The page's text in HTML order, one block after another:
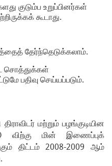
குடும்ப உறுப்பினர்கள்
கூடாது.
தேர்ந்தெடுக்கலாம்.
சொத்துக்கள்
பதிவு செய்யப்படும்.
மற்றும் பழங்குடியின
விற்கு மின் இணைப்புக்
திட்டம் 2008-2009 ஆம்